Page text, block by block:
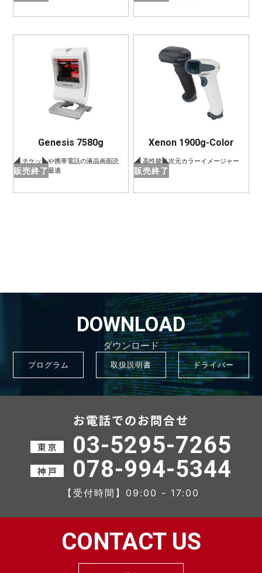
販売終了
Genesis 7580g
チケットや携帯電話の液晶画面読
み取りに最適
販売終了
Xenon 1900g-Color
高性能２次元カラーイメージャー
DOWNLOAD
ダウンロード
プログラム 取扱説明書 ドライバー
お電話でのお問合せ
東 京 03-5295-7265
神 戸 078-994-5344
【受付時間】09:00 - 17:00
CONTACT US